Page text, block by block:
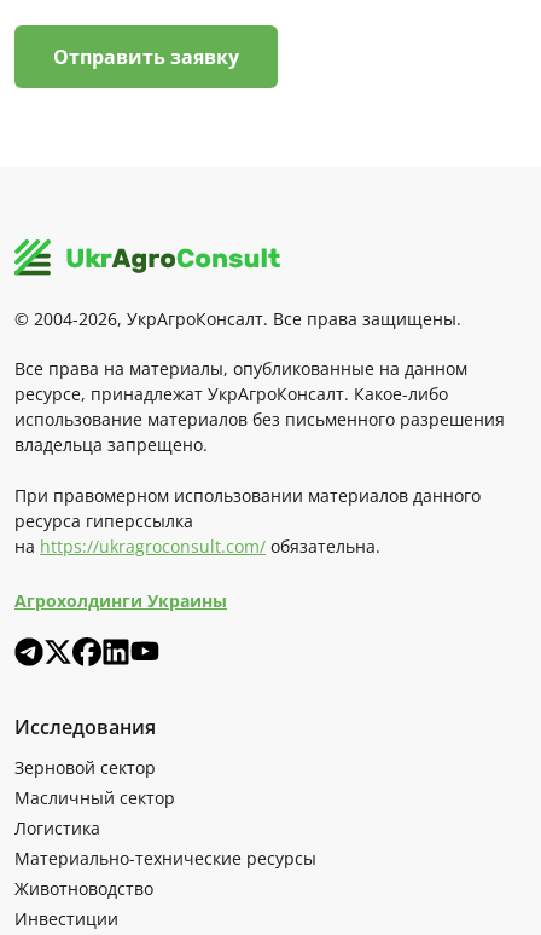
Отправить заявку
© 2004-2026, УкрАгроКонсалт. Все права защищены.
Все права на материалы, опубликованные на данном
ресурсе, принадлежат УкрАгроКонсалт. Какое-либо
использование материалов без письменного разрешения
владельца запрещено.
При правомерном использовании материалов данного
ресурса гиперссылка
на https://ukragroconsult.com/ обязательна.
Агрохолдинги Украины
Исследования
Зерновой сектор
Масличный сектор
Логистика
Материально-технические ресурсы
Животноводство
Инвестиции